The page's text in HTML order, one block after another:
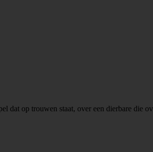
dat op trouwen staat, over een dierbare die